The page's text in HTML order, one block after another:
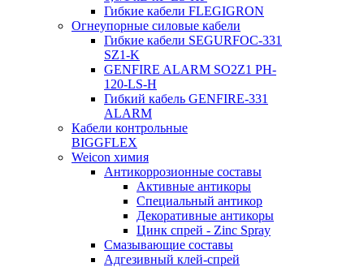
Гибкие кабели FLEGIGRON
Огнеупорные силовые кабели
Гибкие кабели SEGURFOC-331
SZ1-K
GENFIRE ALARM SO2Z1 PH-
120-LS-H
Гибкий кабель GENFIRE-331
ALARM
Кабели контрольные
BIGGFLEX
Weicon химия
Антикоррозионные составы
Активные антикоры
Специальный антикор
Декоративные антикоры
Цинк спрей - Zinc Spray
Смазывающие составы
Адгезивный клей-спрей